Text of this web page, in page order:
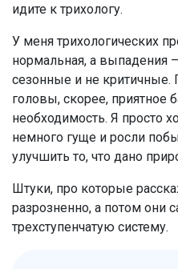
идите к трихологу.
У меня трихологических
нормальная, а выпадения
сезонные и не критичные.
головы, скорее, приятное
необходимость. Я просто
немного гуще и росли
улучшить то, что дано
Штуки, про которые
разрозненно, а потом они
трехступенчатую систему.